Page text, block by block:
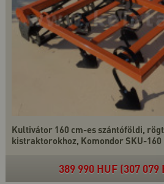
Kultivátor 160 cm-es szántóföldi,
kistraktorokhoz, Komondor SKU-160
389 990 HUF (307 079